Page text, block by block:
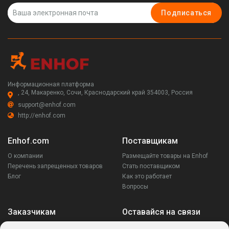
Подписаться
Информационная платформа
, 24, Макаренко, Сочи, Краснодарский край 354003, Россия
support@enhof.com
http://enhof.com
Enhof.com
О компании
Перечень запрещенных товаров
Блог
Поставщикам
Размещайте товары на Enhof
Стать поставщиком
Как это работает
Вопросы
Заказчикам Оставайся на связи